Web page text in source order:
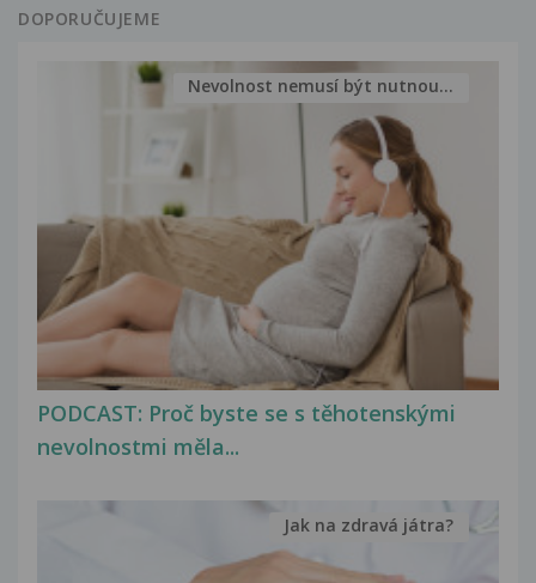
DOPORUČUJEME
PODCAST: Proč byste se s těhotenskými
nevolnostmi měla...
Nevolnost nemusí být nutnou...
Jak na zdravá játra?